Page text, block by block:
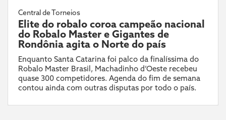
Central de Torneios
Elite do robalo coroa campeão nacional
do Robalo Master e Gigantes de
Rondônia agita o Norte do país
Enquanto Santa Catarina foi palco da finalíssima do
Robalo Master Brasil, Machadinho d’Oeste recebeu
quase 300 competidores. Agenda do fim de semana
contou ainda com outras disputas por todo o país.